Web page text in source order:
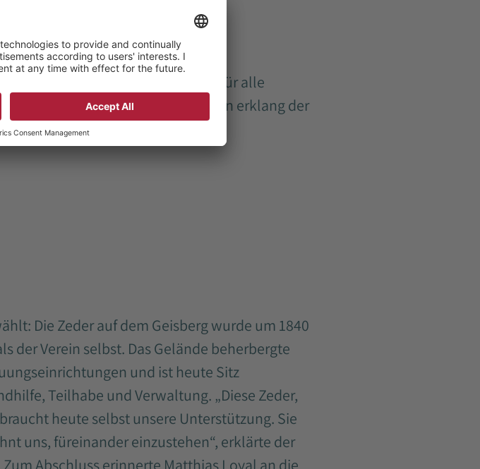
bekannten Opfer und für alle
niedergelegt. In einer Rezitation erklang der
Die Zeder auf dem Geisberg wurde um 1840
der Verein selbst. Das Gelände beherbergte
und ist heute Sitz
Teilhabe und Verwaltung. „Diese Zeder,
heute selbst unsere Unterstützung. Sie
uns, füreinander einzustehen“, erklärte der
Abschluss erinnerte Matthias Loyal an die